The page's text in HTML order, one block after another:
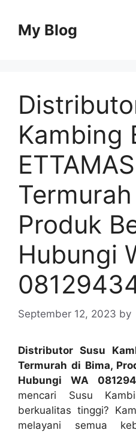
contentMy Blog
Kambing
ETTAMAS
Produk
Hubungi
September 12, 2023 by
Distributor Susu
Termurah di Bima,
Hubungi WA
mencari Susu
berkualitas tinggi?
melayani semua